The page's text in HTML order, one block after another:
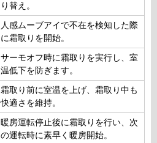
り替え。
人感ムーブアイで不在を検知した際
に霜取りを開始。
サーモオフ時に霜取りを実行し、室
温低下を防ぎます。
霜取り前に室温を上げ、霜取り中も
快適さを維持。
暖房運転停止後に霜取りを行い、次
の運転時に素早く暖房開始。